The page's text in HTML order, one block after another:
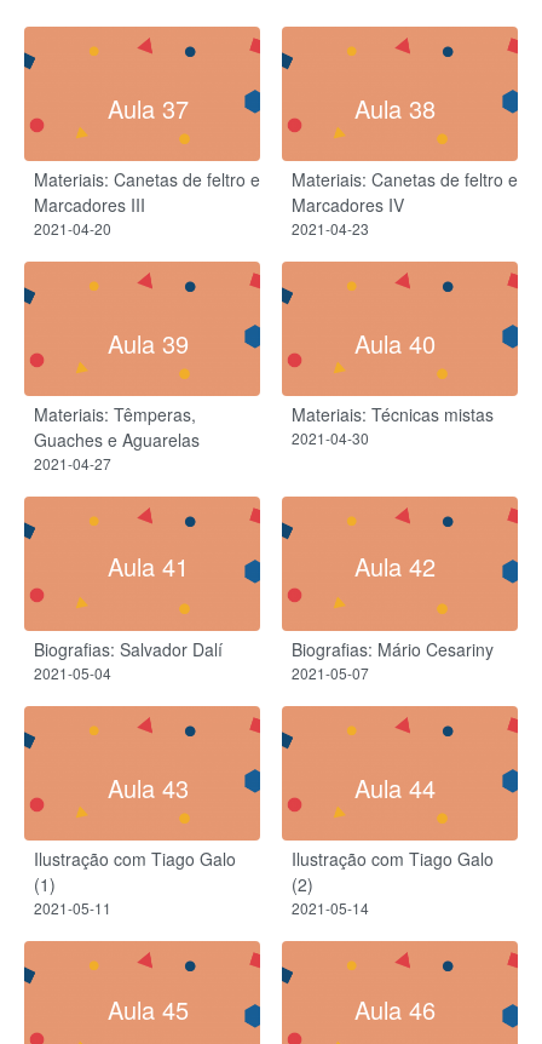
Aula 37
Materiais: Canetas de feltro e
Marcadores III
2021-04-20
Aula 38
Materiais: Canetas de feltro e
Marcadores IV
2021-04-23
Aula 39
Materiais: Têmperas,
Guaches e Aguarelas
2021-04-27
Aula 40
Materiais: Técnicas mistas
2021-04-30
Aula 41
Biografias: Salvador Dalí
2021-05-04
Aula 42
Biografias: Mário Cesariny
2021-05-07
Aula 43
Ilustração com Tiago Galo
(1)
2021-05-11
Aula 44
Ilustração com Tiago Galo
(2)
2021-05-14
Aula 45 Aula 46